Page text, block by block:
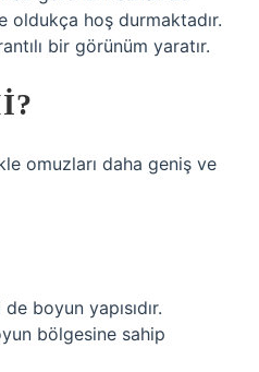
hoş durmaktadır.
bir görünüm yaratır.
omuzları daha geniş ve
boyun yapısıdır.
bölgesine sahip